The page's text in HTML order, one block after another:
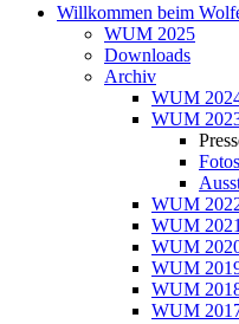
Willkommen beim
WUM 2025
Downloads
Archiv
WUM
WUM
Fotos
WUM
WUM 2021
WUM
WUM
WUM
WUM